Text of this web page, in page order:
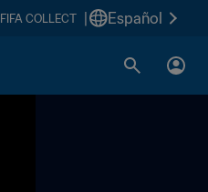
FIFA COLLECT Español